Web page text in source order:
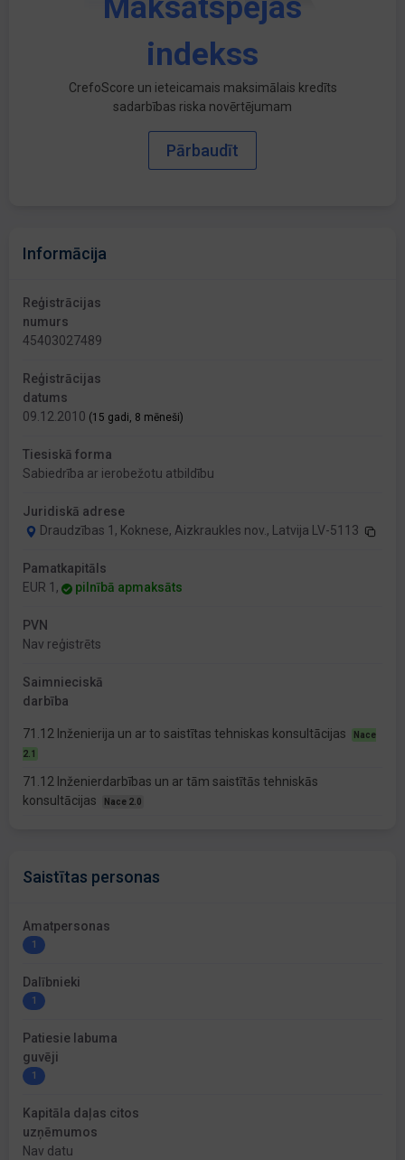
Maksātspējas
indekss
CrefoScore un ieteicamais maksimālais kredīts
sadarbības riska novērtējumam
Pārbaudīt
Informācija
Reģistrācijas
numurs
45403027489
Reģistrācijas
datums
09.12.2010 (15 gadi, 8 mēneši)
Tiesiskā forma
Sabiedrība ar ierobežotu atbildību
Juridiskā adrese
Draudzības 1, Koknese, Aizkraukles nov., Latvija LV-5113
Pamatkapitāls
EUR 1,
pilnībā apmaksāts
PVN
Nav reģistrēts
Saimnieciskā
darbība
71.12 Inženierija un ar to saistītas tehniskas konsultācijas
Nace
2.1
71.12 Inženierdarbības un ar tām saistītās tehniskās
konsultācijas
Nace 2.0
Saistītas personas
Amatpersonas
1
Dalībnieki
1
Patiesie labuma
guvēji
1
Kapitāla daļas citos
uzņēmumos
Nav datu